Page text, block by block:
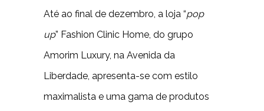
Até ao final de dezembro, a loja “pop
up” Fashion Clinic Home, do grupo
Amorim Luxury, na Avenida da
Liberdade, apresenta-se com estilo
maximalista e uma gama de produtos